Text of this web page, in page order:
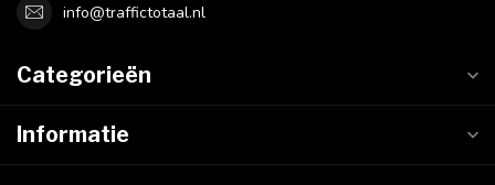
info@traffictotaal.nl
Categorieën
Informatie